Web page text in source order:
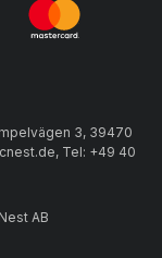
3, 39470
Tel: +49 40
AB